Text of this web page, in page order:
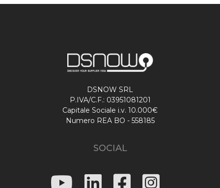
DSNOW SRL
P.IVA/C.F.: 03951081201
Capitale Sociale i.v. 10.000€
Numero REA BO - 558185
SOCIAL